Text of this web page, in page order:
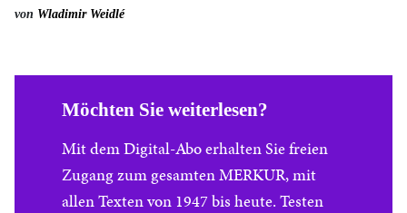
von Wladimir Weidlé
Möchten Sie weiterlesen?
Mit dem Digital-Abo erhalten Sie freien
Zugang zum gesamten MERKUR, mit
allen Texten von 1947 bis heute. Testen